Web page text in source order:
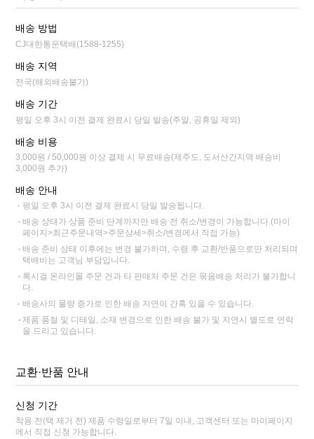
배송 방법
CJ대한통운택배(1588-1255)
배송 지역
전국(해외배송불가)
배송 기간
평일 오후 3시 이전 결제 완료시 당일 발송(주말, 공휴일 제외)
배송 비용
3,000원 / 50,000원 이상 결제 시 무료배송(제주도, 도서산간지역 배송비
3,000원 추가)
배송 안내
평일 오후 3시 이전 결제 완료시 당일 발송됩니다.
배송 상태가 상품 준비 단계까지만 배송 전 취소/변경이 가능합니다.(마이
페이지>최근주문내역>주문상세>취소/변경에서 직접 가능)
배송 준비 상태 이후에는 변경 불가하며, 수령 후 교환/반품으로만 처리되며
택배비는 고객님 부담입니다.
록시걸 온라인몰 주문 건과 타 판매처 주문 건은 묶음배송 처리가 불가합니
다.
배송사의 물량 증가로 인한 배송 지연이 간혹 있을 수 있습니다.
제품 품절 및 디테일, 소재 변경으로 인한 배송 불가 및 지연시 별도로 연락
을 드리고 있습니다.
교환·반품 안내
신청 기간
착용 전(택 제거 전) 제품 수령일로부터 7일 이내, 고객센터 또는 마이페이지
에서 직접 신청 가능합니다.